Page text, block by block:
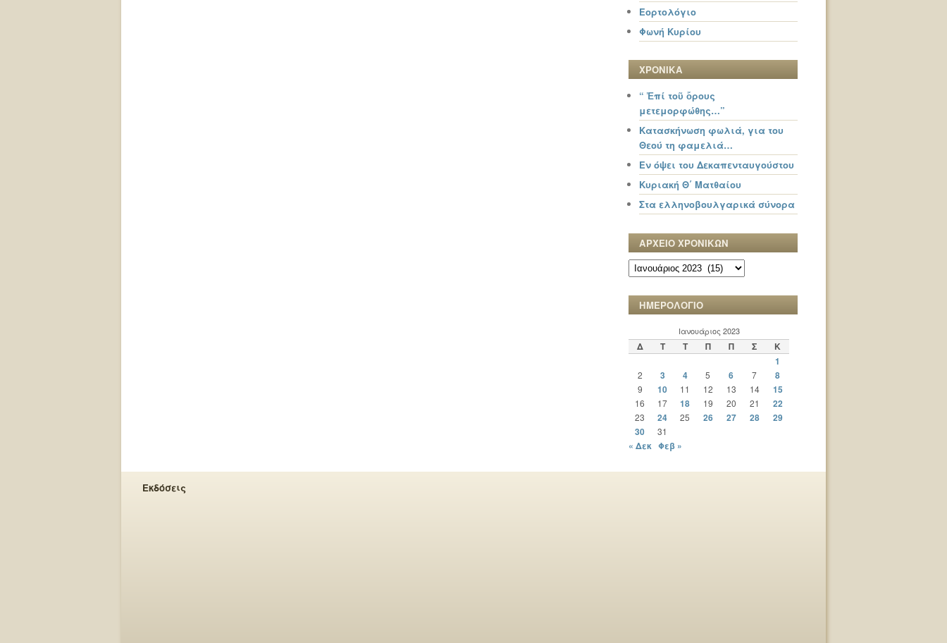
Εορτολόγιο
Φωνή Κυρίου
ΧΡΟΝΙΚΑ
“ Ἐπί τοῦ ὄρους
μετεμορφώθης…”
Κατασκήνωση φωλιά, για του
Θεού τη φαμελιά…
Εν όψει του Δεκαπενταυγούστου
Κυριακή Θ΄ Ματθαίου
Στα ελληνοβουλγαρικά σύνορα
ΑΡΧΕΙΟ ΧΡΟΝΙΚΩΝ
ΑΡΧΕΙΟ
ΧΡΟΝΙΚΩΝ
ΗΜΕΡΟΛΟΓΙΟ
Ιανουάριος 2023
Δ Τ Τ Π Π Σ
Κ
1
2 3 4 5 6 7 8
9 10 11 12 13 14 15
16 17 18 19 20 21 22
23 24 25 26 27 28
29
30
31
« Δεκ Φεβ »
Εκδόσεις